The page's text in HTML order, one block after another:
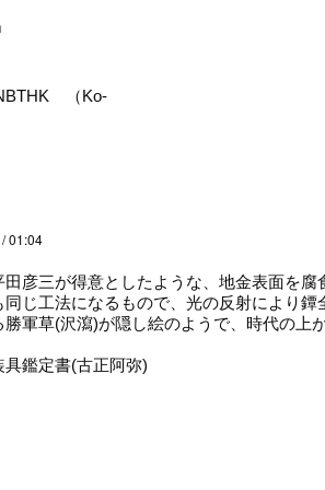
（Ko-
01:04
彦三が得意としたような、地金表面を腐
同じ工法になるもので、光の反射により
勝軍草(沢瀉)が隠し絵のようで、時代の上
鑑定書(古正阿弥)